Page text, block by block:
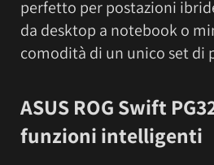
perfetto per postazioni
da desktop a notebook o
comodità di un unico set di
ASUS ROG Swift
funzioni intelligenti